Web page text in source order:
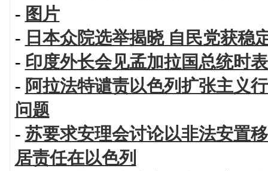
- 图片
- 日本众院选举揭晓 自民党获稳
- 印度外长会见孟加拉国总统时
- 阿拉法特谴责以色列扩张主义
问题
- 苏要求安理会讨论以非法安置
居责任在以色列